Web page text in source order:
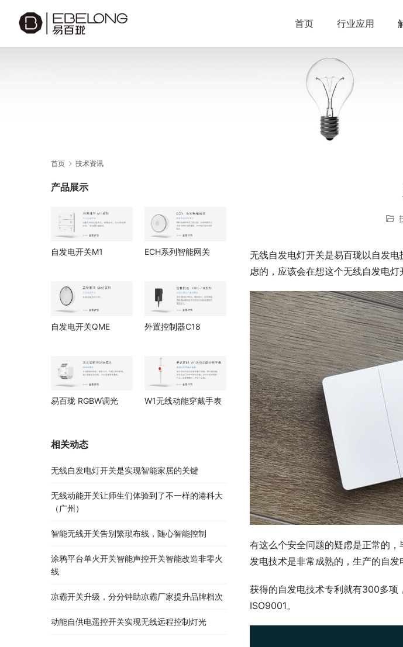
首页 行业应用
首页 技术资讯
无线自发电灯开关是易百珑以自发
虑的，应该会在想这个无线自发电灯
有这么个安全问题的疑虑是正常的
发电技术是非常成熟的，生产的自发
获得的自发电技术专利就有300多项
ISO9001。
产品展示
自发电开关M1 ECH系列智能网关
自发电开关QME 外置控制器C18
易百珑 RGBW调光 W1无线动能穿戴手表
相关动态
无线自发电灯开关是实现智能家居的关键
无线动能开关让师生们体验到了不一样的港科大
（广州）
智能无线开关告别繁琐布线，随心智能控制
涂鸦平台单火开关智能声控开关智能改造非零火
线
凉霸开关升级，分分钟助凉霸厂家提升品牌档次
动能自供电遥控开关实现无线远程控制灯光